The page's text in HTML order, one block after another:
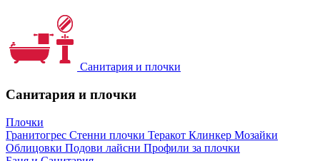
Санитария и плочки
Санитария и плочки
Плочки
Гранитогрес Стенни плочки Теракот Клинкер Мозайки
Облицовки Подови лайсни Профили за плочки